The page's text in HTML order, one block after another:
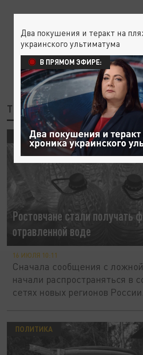
ТЕГ: ОТРАВЛЕННАЯ ВОДА
Ростовчане стали получать
отравленной воде
ОБЩЕСТВО
16 ИЮЛЯ 10:11
Сначала сообщения с
начали распространяться в
сетях новых регионов России.
ПОЛИТИКА
Два покушения и теракт на
украинского ультиматума
В ПРЯМОМ ЭФИРЕ: